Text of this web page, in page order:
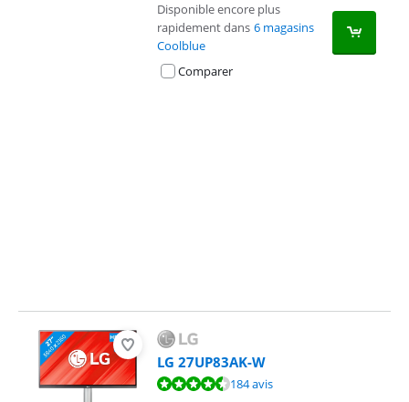
Disponible encore plus
rapidement dans 6 magasins
Coolblue
Comparer
LG 27UP83AK-W
La note est de 9,0 sur 10, basée sur 184 avis.184 avis